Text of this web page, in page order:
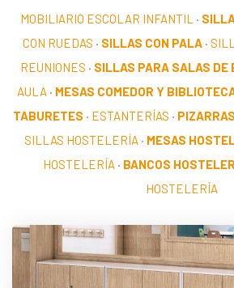
MOBILIARIO ESCOLAR INFANTIL ·
CON RUEDAS · SILLAS CON PALA ·
REUNIONES · SILLAS PARA SALAS DE
AULA · MESAS COMEDOR Y
TABURETES · ESTANTERÍAS ·
SILLAS HOSTELERÍA · MESAS
HOSTELERÍA · BANCOS
HOSTELERÍA